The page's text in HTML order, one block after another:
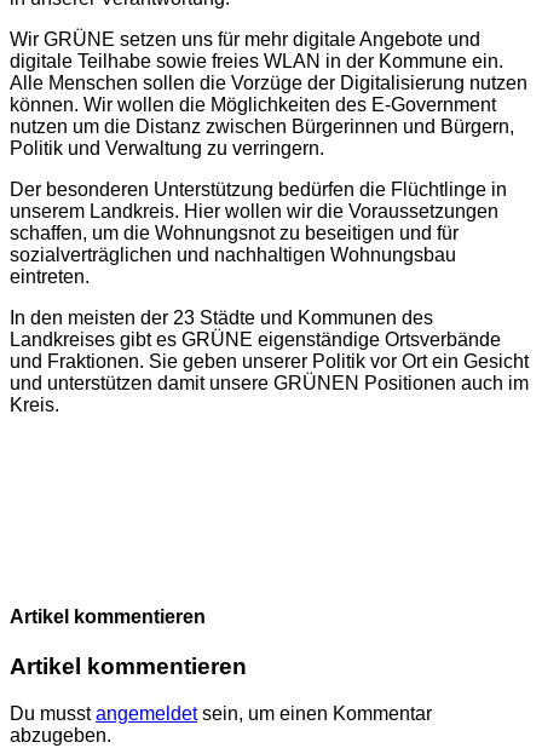
Wir GRÜNE setzen uns für mehr digitale Angebote und
digitale Teilhabe sowie freies WLAN in der Kommune ein.
Alle Menschen sollen die Vorzüge der Digitalisierung nutzen
können. Wir wollen die Möglichkeiten des E-Government
nutzen um die Distanz zwischen Bürgerinnen und Bürgern,
Politik und Verwaltung zu verringern.
Der besonderen Unterstützung bedürfen die Flüchtlinge in
unserem Landkreis. Hier wollen wir die Voraussetzungen
schaffen, um die Wohnungsnot zu beseitigen und für
sozialverträglichen und nachhaltigen Wohnungsbau
eintreten.
In den meisten der 23 Städte und Kommunen des
Landkreises gibt es GRÜNE eigenständige Ortsverbände
und Fraktionen. Sie geben unserer Politik vor Ort ein Gesicht
und unterstützen damit unsere GRÜNEN Positionen auch im
Kreis.
Artikel kommentieren
Artikel kommentieren
Du musstangemeldetsein, um einen Kommentar
abzugeben.